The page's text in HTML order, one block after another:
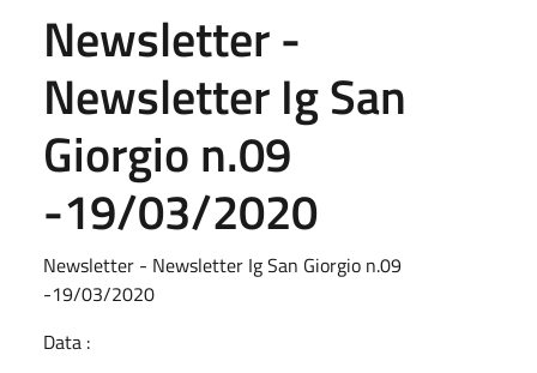
Newsletter -
Newsletter Ig San
Giorgio n.09
-19/03/2020
Newsletter - Newsletter Ig San Giorgio n.09
-19/03/2020
Data :